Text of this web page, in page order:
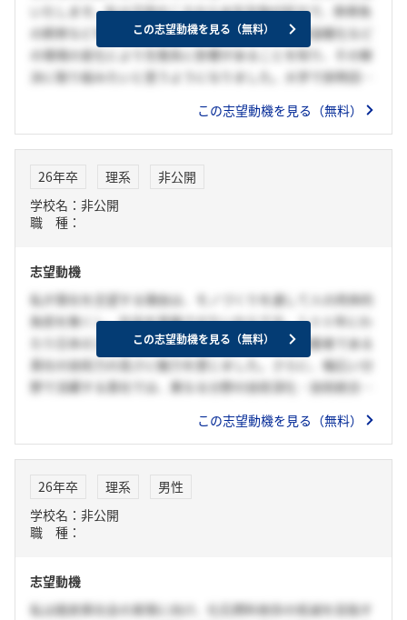
いたします。私は子供のころから水生生物が好きで、熱帯魚
の飼育などをしていたことがあるのですが、地球温暖化など
の環境の変化により生態系に影響があることを知り、その解
決に取り組みたいと思うようになりました。大学で排熱回収
よる発電効率の上昇を通じて二酸化炭素の排出削減に取り組
この志望動機を見る（無料）
この志望動機を見る（無料）
26年卒 理系
非公開
学校名：非公開
職 種：
志望動機
私が貴社を志望する理由は、モノづくりを通して人の肉体的
負担を無くし、社会を発展させたいからです。１００年にわ
たり日本の工業を支え、また産業用ロボットの先駆者である
貴社の技術力の高さに魅力を感じました。さらに、幅広い分
野で活躍する貴社では、異なる分野の技術深化・技術統合に
所である挑戦力・継続力を活かして次代を作る技術者になり
この志望動機を見る（無料）
この志望動機を見る（無料）
26年卒 理系
男性
学校名：非公開
職 種：
志望動機
私は脱炭素社会の実現に向け、化石燃料依存の低減を目指す